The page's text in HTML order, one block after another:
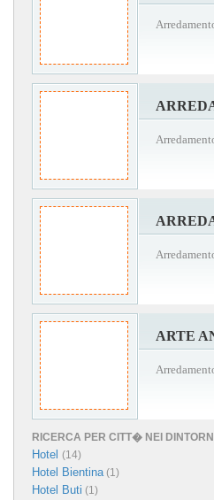
ARTE
RICERCA PER CITT� NEI
Hotel (14)
Hotel Bientina(1)
Hotel Buti (1)